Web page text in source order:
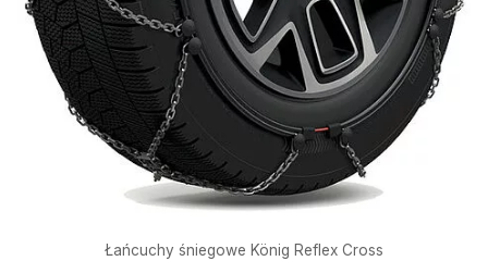
Łańcuchy śniegowe König Reflex Cross